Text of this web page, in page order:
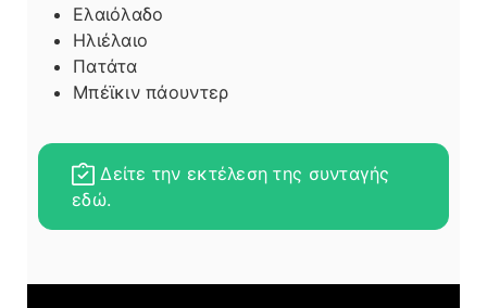
Ελαιόλαδο
Ηλιέλαιο
Πατάτα
Μπέϊκιν πάουντερ
Δείτε την εκτέλεση της συνταγής
εδώ.